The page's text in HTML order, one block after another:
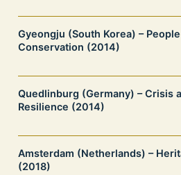
Gyeongju (South Korea) –
Conservation (2014)
Quedlinburg (Germany) – Crisis
Resilience (2014)
Amsterdam (Netherlands) –
(2018)